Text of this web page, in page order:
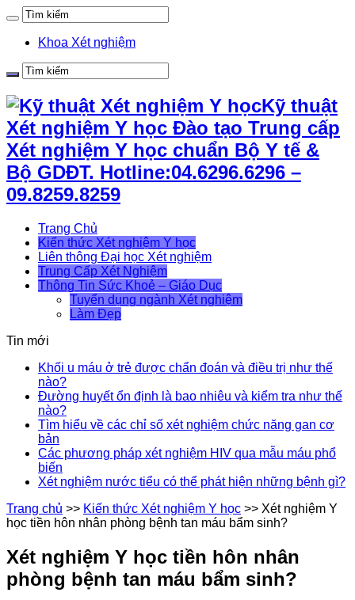
Khoa Xét nghiệm
Kỹ thuật
Xét nghiệm Y học Đào tạo Trung cấp
Xét nghiệm Y học chuẩn Bộ Y tế &
Bộ GDĐT. Hotline:04.6296.6296 –
09.8259.8259
Trang Chủ
Kiến thức Xét nghiệm Y học
Liên thông Đại học Xét nghiệm
Trung Cấp Xét Nghiệm
Thông Tin Sức Khoẻ – Giáo Dục
Tuyển dụng ngành Xét nghiệm
Làm Đẹp
Tin mới
Khối u máu ở trẻ được chẩn đoán và điều trị như thế
nào?
Đường huyết ổn định là bao nhiêu và kiểm tra như thế
nào?
Tìm hiểu về các chỉ số xét nghiệm chức năng gan cơ
bản
Các phương pháp xét nghiệm HIV qua mẫu máu phổ
biến
Xét nghiệm nước tiểu có thể phát hiện những bệnh gì?
Trang chủ >> Kiến thức Xét nghiệm Y học >> Xét nghiệm Y
học tiền hôn nhân phòng bệnh tan máu bẩm sinh?
Xét nghiệm Y học tiền hôn nhân
phòng bệnh tan máu bẩm sinh?